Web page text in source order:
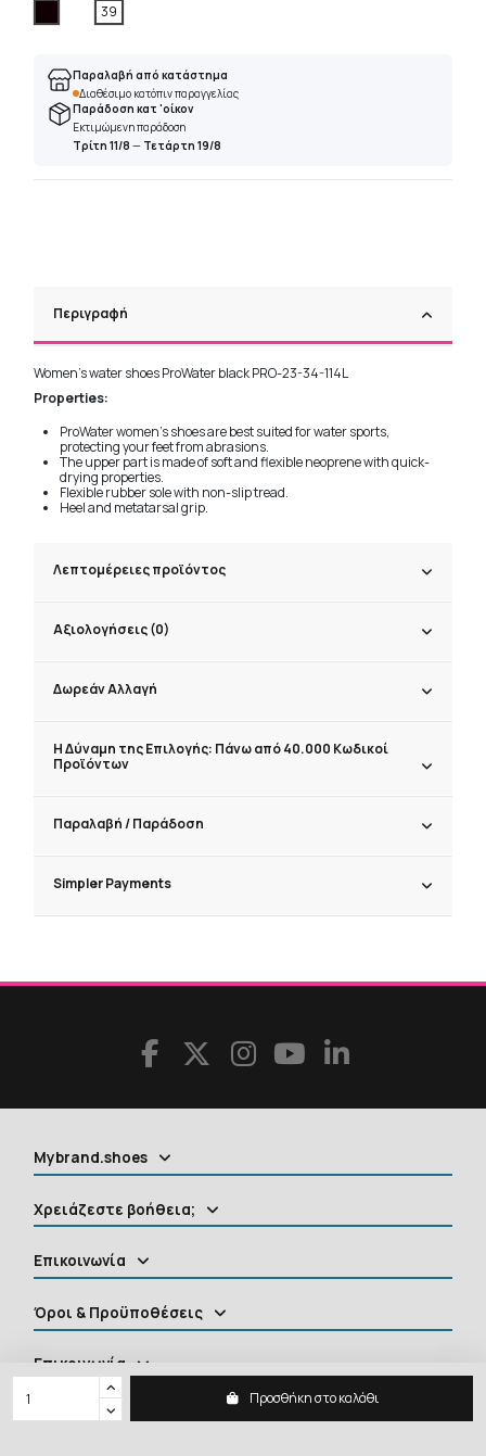
39
Προσθήκη στο καλάθι
Παραλαβή από κατάστημα
Διαθέσιμο κατόπιν παραγγελίας
Παράδοση κατ 'οίκον
Εκτιμώμενη παράδοση
Τρίτη 11/8 — Τετάρτη 19/8
Περιγραφή
Women's water shoes ProWater black PRO-23-34-114L
Properties:
ProWater women's shoes are best suited for water sports,
protecting your feet from abrasions.
The upper part is made of soft and flexible neoprene with quick-
drying properties.
Flexible rubber sole with non-slip tread.
Heel and metatarsal grip.
Λεπτομέρειες προϊόντος
Αξιολογήσεις (0)
Δωρεάν Αλλαγή
Η Δύναμη της Επιλογής: Πάνω από 40.000 Κωδικοί
Προϊόντων
Παραλαβή / Παράδoση
Simpler Payments
Mybrand.shoes
Χρειάζεστε βοήθεια;
Επικοινωνία
Όροι & Προϋποθέσεις
Επικοινωνία